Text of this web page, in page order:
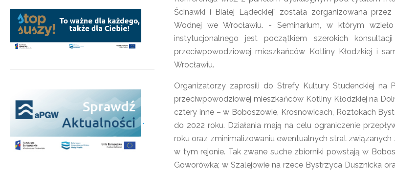
Ścinawki i Białej Lądeckiej” została zorganizowana
Wodnej we Wrocławiu. - Seminarium, w którym
instytucjonalnego jest początkiem szerokich
przeciwpowodziowej mieszkańców Kotliny Kłodzkiej i
Wrocławiu.
Organizatorzy zaprosili do Strefy Kultury Studenckiej na
przeciwpowodziowej mieszkańców Kotliny Kłodzkiej na
cztery inne – w Boboszowie, Krosnowicach, Roztokach
do 2022 roku. Działania mają na celu ograniczenie
roku oraz zminimalizowaniu ewentualnych strat
w tym rejonie. Tak zwane suche zbiorniki powstają w
Goworówka; w Szalejowie na rzece Bystrzyca Dusznicka
.